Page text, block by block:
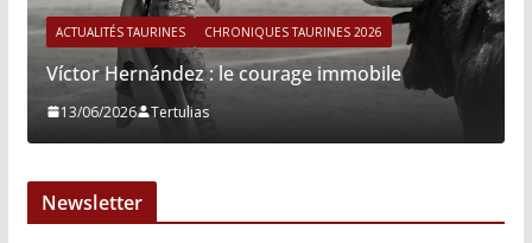
ACTUALITÉS TAURINES CHRONIQUES TAURINES 2026
Víctor Hernández : le courage immobile
13/06/2026 Tertulias
Newsletter